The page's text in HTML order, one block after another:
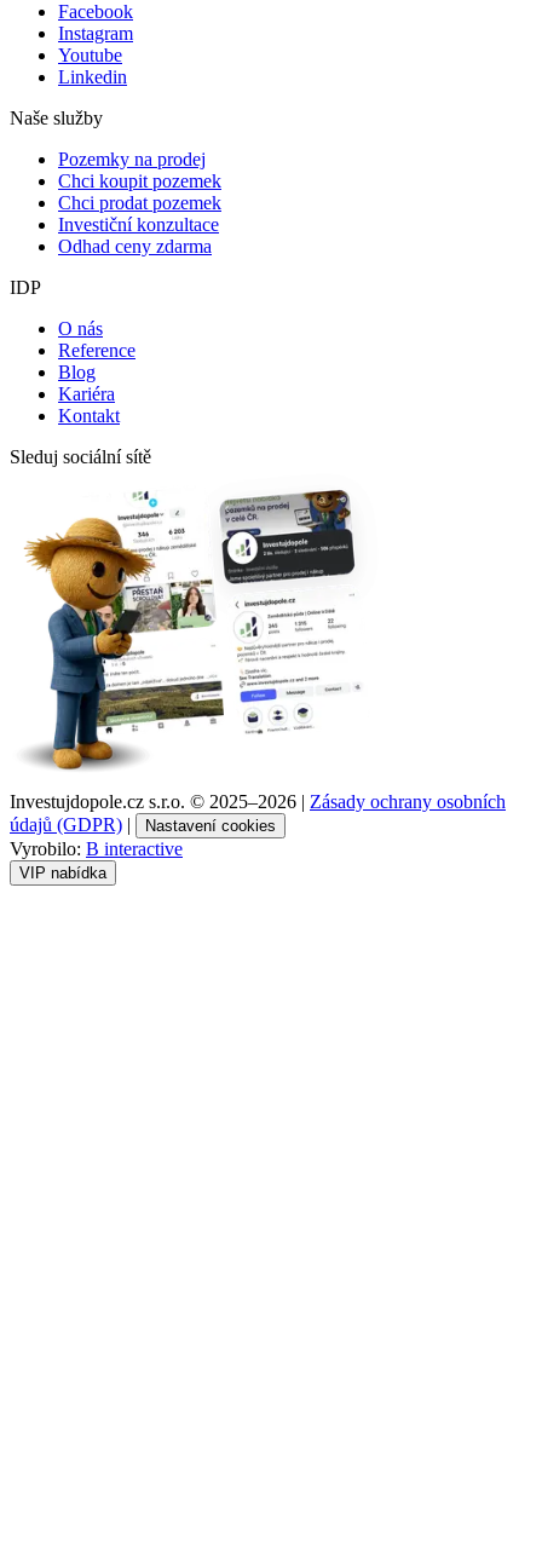
Facebook
Instagram
Youtube
Linkedin
Naše služby
Pozemky na prodej
Chci koupit pozemek
Chci prodat pozemek
Investiční konzultace
Odhad ceny zdarma
IDP
O nás
Reference
Blog
Kariéra
Kontakt
Sleduj sociální sítě
Investujdopole.cz s.r.o. © 2025–2026 | Zásady ochrany osobních
údajů (GDPR) | Nastavení cookies
Vyrobilo: B interactive
VIP nabídka